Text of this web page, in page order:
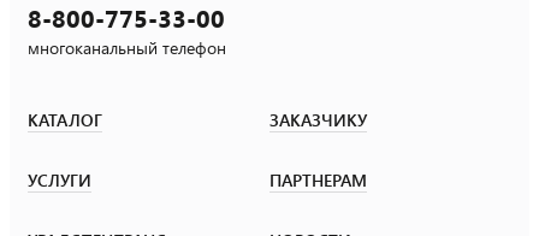
8-800-775-33-00
многоканальный телефон
КАТАЛОГ ЗАКАЗЧИКУ
УСЛУГИ ПАРТНЕРАМ